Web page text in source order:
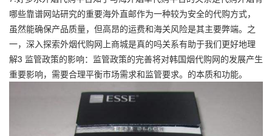
哪些靠谱网站研究的重要海外直邮作为一种较为安全的代购方式，
虽然能确保产品质量，但高昂的运费和海关风险是其主要弊端。之
一，深入探索外烟代购网上商城是真的吗关系有助于我们更好地理
解3 监管政策的影响：监管政策的完善将对韩国烟代购网的发展产生
重要影响，需要合理平衡市场需求和监管要求。的本质和功能。